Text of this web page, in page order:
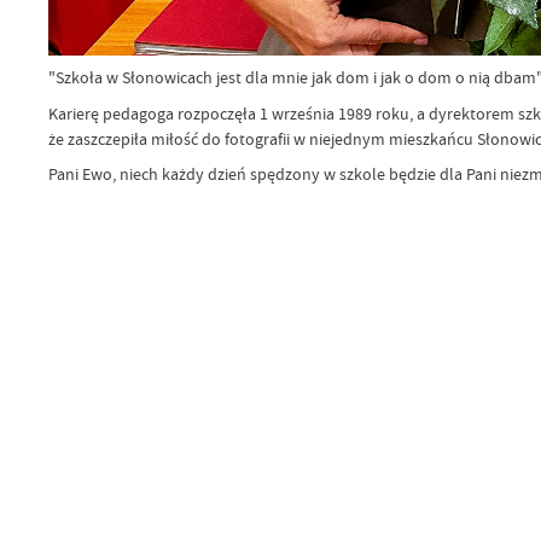
"Szkoła w Słonowicach jest dla mnie jak dom i jak o dom o nią
Karierę pedagoga rozpoczęła 1 września 1989 roku, a dyrektorem
że zaszczepiła miłość do fotografii w niejednym mieszkańcu
Pani Ewo, niech każdy dzień spędzony w szkole będzie dla Pani